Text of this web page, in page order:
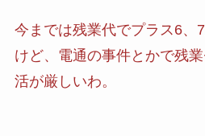
今までは残業代でプラス6、
けど、電通の事件とかで残
活が厳しいわ。